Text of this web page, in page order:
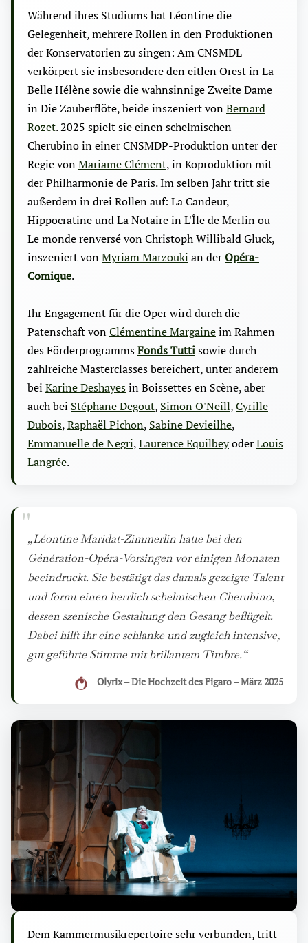
Während ihres Studiums hat Léontine die
Gelegenheit, mehrere Rollen in den Produktionen
der Konservatorien zu singen: Am CNSMDL
verkörpert sie insbesondere den eitlen Orest in La
Belle Hélène sowie die wahnsinnige Zweite Dame
in Die Zauberflöte, beide inszeniert vonBernard
Rozet. 2025 spielt sie einen schelmischen
Cherubino in einer CNSMDP-Produktion unter der
Regie vonMariame Clément, in Koproduktion mit
der Philharmonie de Paris. Im selben Jahr tritt sie
außerdem in drei Rollen auf: La Candeur,
Hippocratine und La Notaire in L'Île de Merlin ou
Le monde renversé von Christoph Willibald Gluck,
inszeniert vonMyriam Marzouki an derOpéra-
Comique.
Ihr Engagement für die Oper wird durch die
Patenschaft vonClémentine Margaineim Rahmen
des FörderprogrammsFonds Tuttisowie durch
zahlreiche Masterclasses bereichert, unter anderem
bei Karine Deshayesin Boissettes en Scène, aber
auch bei Stéphane Degout, Simon O'Neill,Cyrille
Dubois,Raphaël Pichon, Sabine Devieilhe,
Emmanuelle de Negri,Laurence EquilbeyoderLouis
Langrée.
„Léontine Maridat-Zimmerlin hatte bei den
Génération-Opéra-Vorsingen vor einigen Monaten
beeindruckt. Sie bestätigt das damals gezeigte Talent
und formt einen herrlich schelmischen Cherubino,
dessen szenische Gestaltung den Gesang beflügelt.
Dabei hilft ihr eine schlanke und zugleich intensive,
gut geführte Stimme mit brillantem Timbre.“
Olyrix – Die Hochzeit des Figaro – März 2025
Dem Kammermusikrepertoire sehr verbunden, tritt